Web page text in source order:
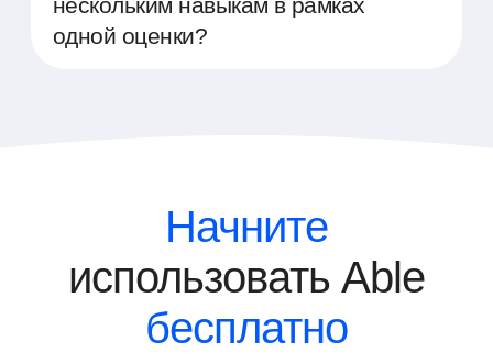
сотрудникам иметь доступ ко всей
необходимой информации. Это
одной оценки?
всестороннее представление о
потенциале кандидата, экономя при этом
Начните
использовать Able
бесплатно